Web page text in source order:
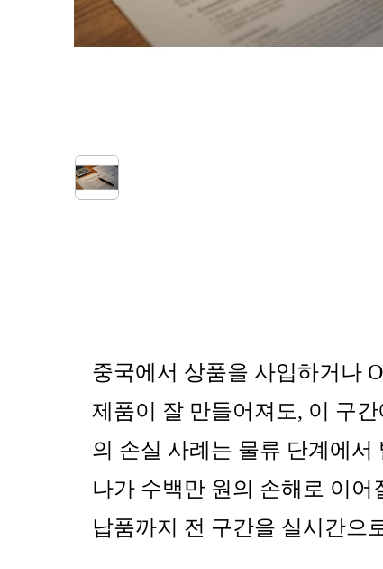
중국에서 상품을 사입하거나
제품이 잘 만들어져도, 이 구
의 손실 사례는 물류 단계에
나가 수백만 원의 손해로 이
납품까지 전 구간을 실시간으